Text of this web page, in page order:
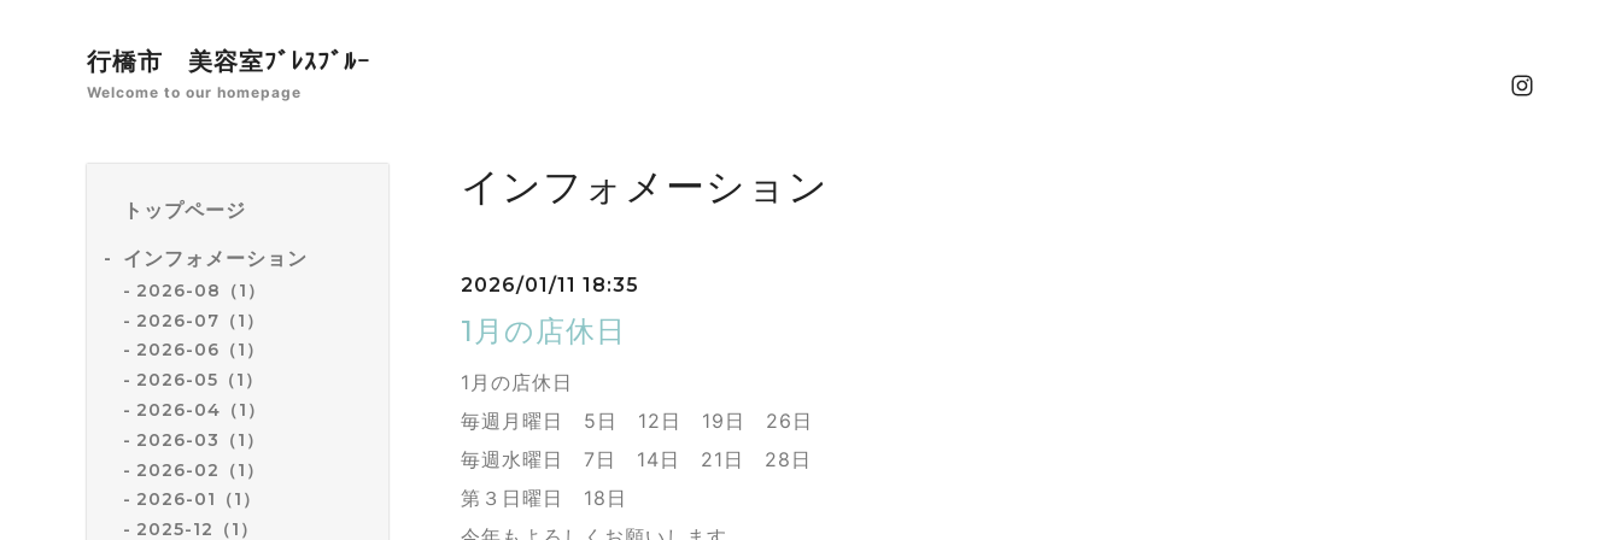
行橋市 美容室ﾌﾞﾚｽﾌﾞﾙｰ
Welcome to our homepage
トップページ
インフォメーション
2026-08（1）
2026-07（1）
2026-06（1）
2026-05（1）
2026-04（1）
2026-03（1）
2026-02（1）
2026-01（1）
2025-12（1）
インフォメーション
2026/01/11 18:35
1月の店休日
1月の店休日
毎週月曜日 5日 12日 19日 26日
毎週水曜日 7日 14日 21日 28日
第３日曜日 18日